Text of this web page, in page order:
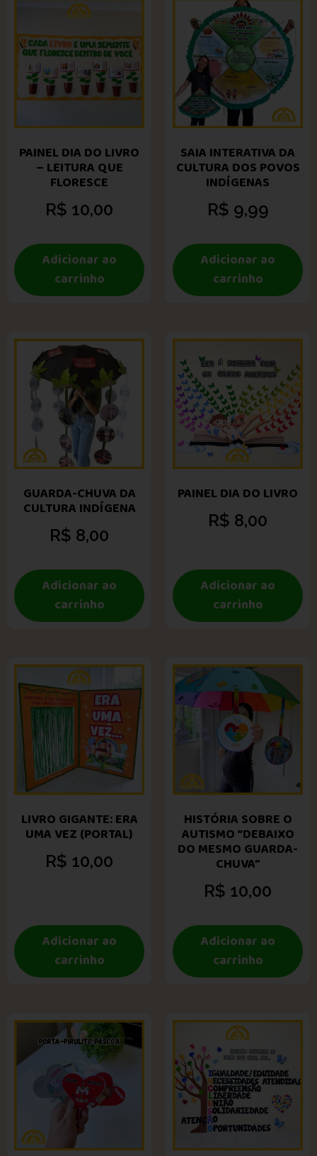
PAINEL DIA DO LIVRO
– LEITURA QUE
FLORESCE
R$ 10,00
Adicionar ao
carrinho
SAIA INTERATIVA DA
CULTURA DOS POVOS
INDÍGENAS
R$ 9,99
Adicionar ao
carrinho
GUARDA-CHUVA DA
CULTURA INDÍGENA
R$ 8,00
Adicionar ao
carrinho
PAINEL DIA DO LIVRO
R$ 8,00
Adicionar ao
carrinho
LIVRO GIGANTE: ERA
UMA VEZ (PORTAL)
R$ 10,00
Adicionar ao
carrinho
HISTÓRIA SOBRE O
AUTISMO “DEBAIXO
DO MESMO GUARDA-
CHUVA”
R$ 10,00
Adicionar ao
carrinho